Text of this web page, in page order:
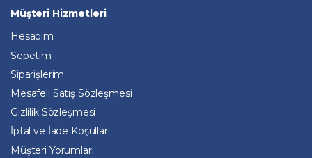
Müşteri Hizmetleri
Hesabım
Sepetim
Siparişlerim
Mesafeli Satış Sözleşmesi
Gizlilik Sözleşmesi
İptal ve İade Koşulları
Müşteri Yorumları